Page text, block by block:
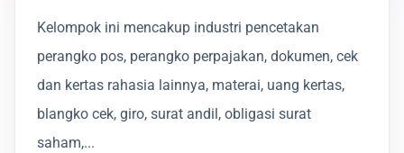
Kelompok ini mencakup industri pencetakan
perangko pos, perangko perpajakan, dokumen, cek
dan kertas rahasia lainnya, materai, uang kertas,
blangko cek, giro, surat andil, obligasi surat
saham,...